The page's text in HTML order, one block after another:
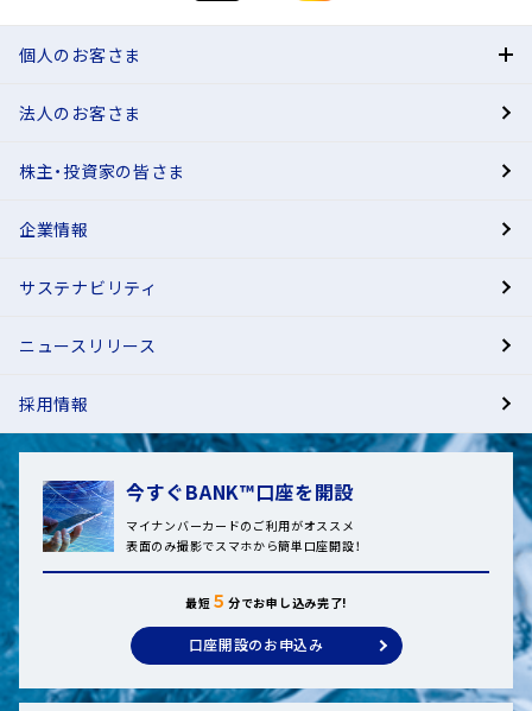
個人のお客さま
BANK
有人店舗
法人のお客さま
株主・投資家の皆さま
企業情報
サステナビリティ
ニュースリリース
採用情報
今すぐBANK™口座を開設
マイナンバーカードのご利用がオススメ
表面のみ撮影でスマホから簡単口座開設！
最短 ５分でお申し込み完了!
口座開設のお申込み